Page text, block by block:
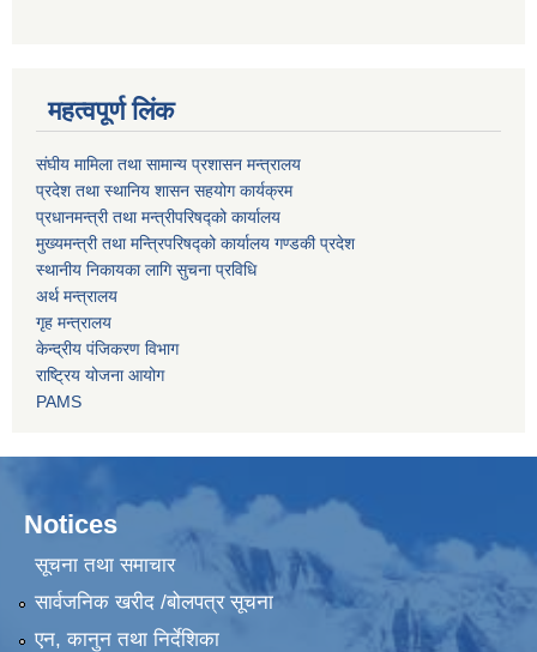
महत्वपूर्ण लिंक
संघीय मामिला तथा सामान्य प्रशासन मन्त्रालय
प्रदेश तथा स्थानिय शासन सहयोग कार्यक्रम
प्रधानमन्त्री तथा मन्त्रीपरिषद्को कार्यालय
मुख्यमन्त्री तथा मन्त्रिपरिषद्को कार्यालय गण्डकी प्रदेश
स्थानीय निकायका लागि सुचना प्रविधि
अर्थ मन्त्रालय
गृह मन्त्रालय
केन्द्रीय पंजिकरण विभाग
राष्ट्रिय योजना आयोग
PAMS
Notices
सूचना तथा समाचार
सार्वजनिक खरीद /बोलपत्र सूचना
एन, कानुन तथा निर्देशिका